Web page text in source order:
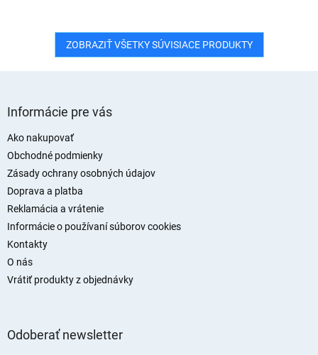
ZOBRAZIŤ VŠETKY SÚVISIACE PRODUKTY
Informácie pre vás
Ako nakupovať
Obchodné podmienky
Zásady ochrany osobných údajov
Doprava a platba
Reklamácia a vrátenie
Informácie o používaní súborov cookies
Kontakty
O nás
Vrátiť produkty z objednávky
Odoberať newsletter